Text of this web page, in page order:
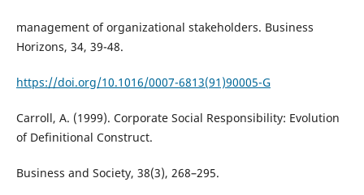
management of organizational stakeholders. Business
Horizons, 34, 39-48.
https://doi.org/10.1016/0007-6813(91)90005-G
Carroll, A. (1999). Corporate Social Responsibility: Evolution
of Definitional Construct.
Business and Society, 38(3), 268–295.